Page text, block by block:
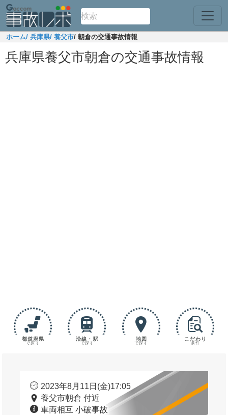
ホーム/ 兵庫県/ 養父市/ 朝倉の交通事故情報
兵庫県養父市朝倉の交通事故情報
都道府県
で探す
沿線・駅
で探す
地図
で探す
こだわり
条件
2023年8月11日(金)17:05
養父市朝倉 付近
車両相互 小破事故